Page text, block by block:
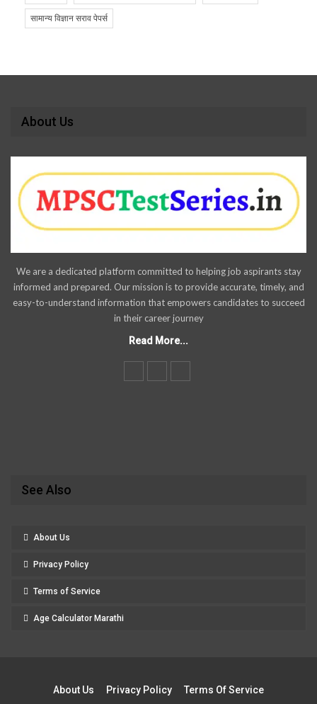
सामान्य विज्ञान सराव पेपर्स
About Us
We are a dedicated platform committed to helping job aspirants stay
informed and prepared. Our mission is to provide accurate, timely, and
easy-to-understand information that empowers candidates to succeed
in their career journey
Read More...
See Also
About Us
Privacy Policy
Terms of Service
Age Calculator Marathi
About Us Privacy Policy Terms Of Service